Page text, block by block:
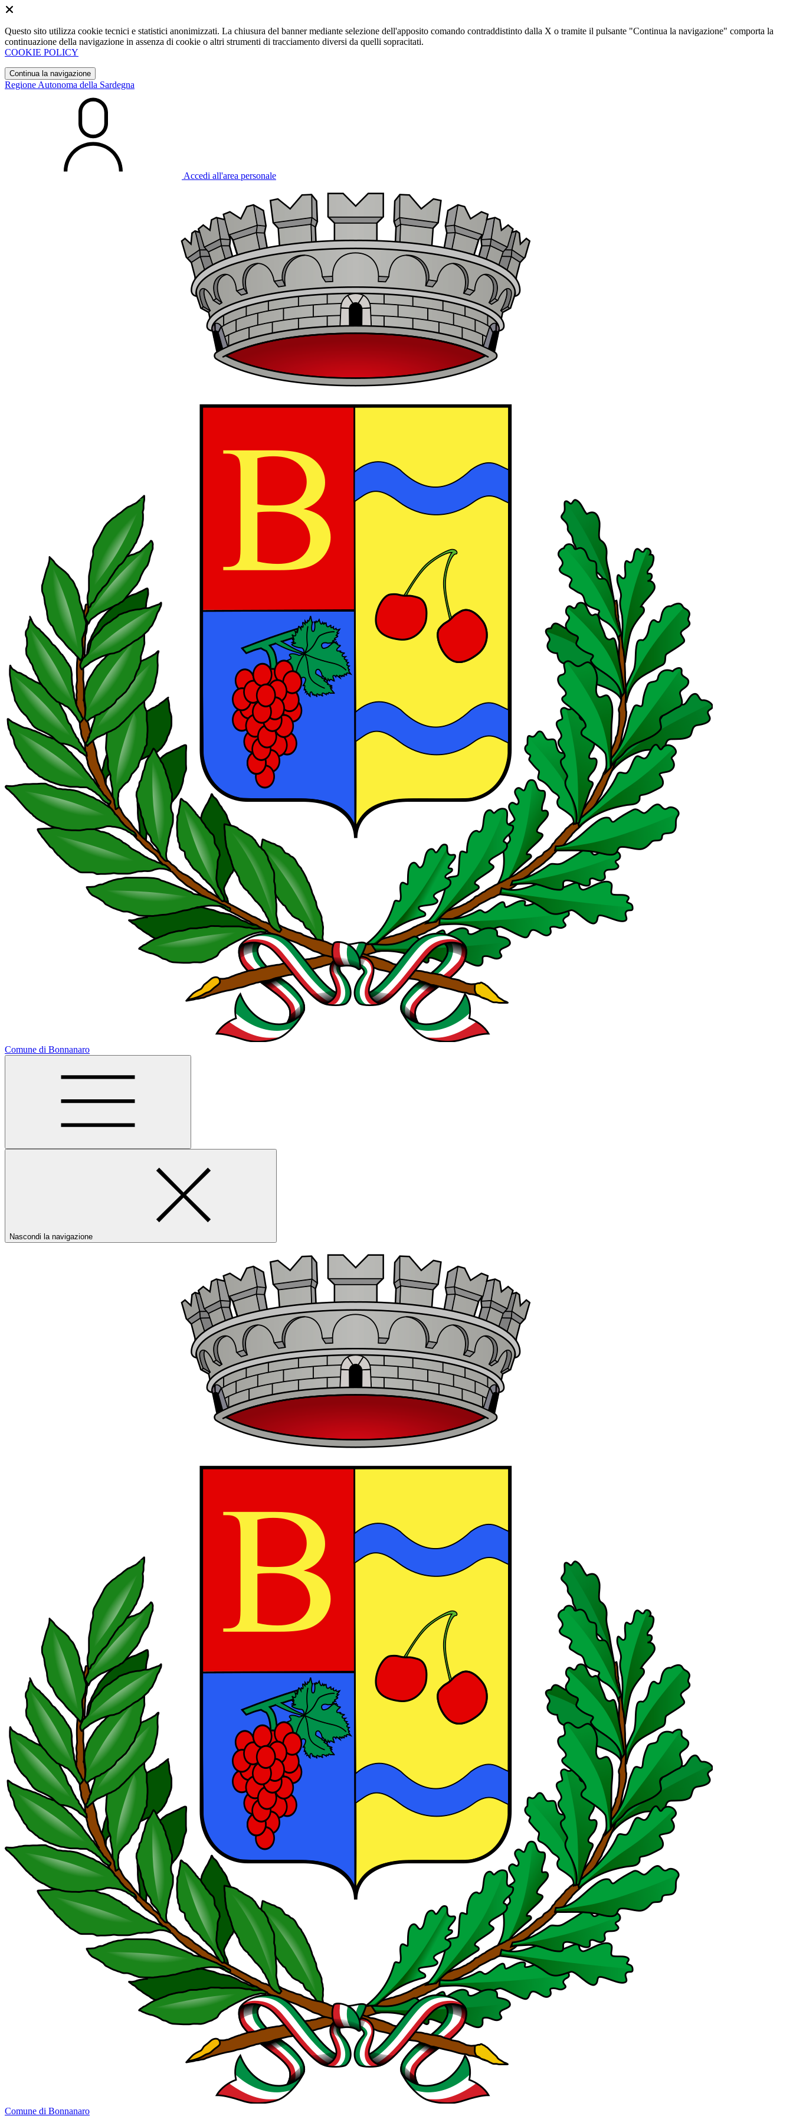
Questo sito utilizza cookie tecnici e statistici anonimizzati. La chiusura del banner mediante selezione dell'apposito comando contraddistinto dalla X o tramite il pulsante "Continua la navigazione" comporta la
continuazione della navigazione in assenza di cookie o altri strumenti di tracciamento diversi da quelli sopracitati.
COOKIE POLICY
Continua la navigazione
Regione Autonoma della Sardegna
Accedi all'area personale
Comune di Bonnanaro
Nascondi la navigazione
Comune di Bonnanaro